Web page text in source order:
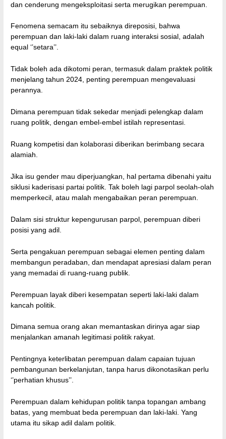
dan cenderung mengeksploitasi serta merugikan perempuan.
Fenomena semacam itu sebaiknya direposisi, bahwa
perempuan dan laki-laki dalam ruang interaksi sosial, adalah
equal ‘’setara’’.
Tidak boleh ada dikotomi peran, termasuk dalam praktek politik
menjelang tahun 2024, penting perempuan mengevaluasi
perannya.
Dimana perempuan tidak sekedar menjadi pelengkap dalam
ruang politik, dengan embel-embel istilah representasi.
Ruang kompetisi dan kolaborasi diberikan berimbang secara
alamiah.
Jika isu gender mau diperjuangkan, hal pertama dibenahi yaitu
siklusi kaderisasi partai politik. Tak boleh lagi parpol seolah-olah
memperkecil, atau malah mengabaikan peran perempuan.
Dalam sisi struktur kepengurusan parpol, perempuan diberi
posisi yang adil.
Serta pengakuan perempuan sebagai elemen penting dalam
membangun peradaban, dan mendapat apresiasi dalam peran
yang memadai di ruang-ruang publik.
Perempuan layak diberi kesempatan seperti laki-laki dalam
kancah politik.
Dimana semua orang akan memantaskan dirinya agar siap
menjalankan amanah legitimasi politik rakyat.
Pentingnya keterlibatan perempuan dalam capaian tujuan
pembangunan berkelanjutan, tanpa harus dikonotasikan perlu
‘’perhatian khusus’’.
Perempuan dalam kehidupan politik tanpa topangan ambang
batas, yang membuat beda perempuan dan laki-laki. Yang
utama itu sikap adil dalam politik.